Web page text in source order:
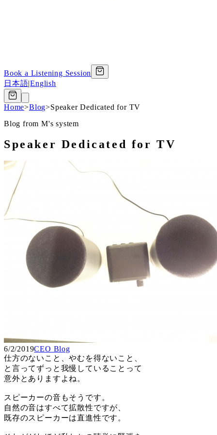
Book a Listening Session
日本語|English
Home>Blog>Speaker Dedicated for TV
Blog from M's system
Speaker Dedicated for TV
6/2/2019CEO Blog
仕方のないこと、やむを得ないこと、
と言ってずっと我慢していることって
意外とありますよね。
スピーカーの音もそうです。
自然の音はすべて拡散性ですが、
既存のスピーカーは直進性です。